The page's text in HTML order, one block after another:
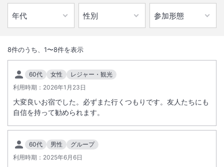
温泉街から徒歩２分河畔に立地する閑静な佇まいの宿。赤みがかったに
ごり湯を展望の浴室で。炭火を囲み米沢牛や地元食材を楽しむ囲炉裏会
席が大好評。
大浴場あり
駐車場あり
8件のうち、 1〜8件を表示
60代 女性
レジャー・観光
利用時期： 2026年1月23日
大変良いお宿でした。必ずまた行くつもりです。友人たちにも
自信を持って勧められます。
60代 男性
グループ
利用時期： 2025年6月6日